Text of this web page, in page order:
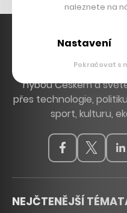
Hlavní zdroj inspirace.
hýbou Českem a
přes technologie,
sport, kulturu,
NEJČTENĚJŠÍ
naleznete na
Nastavení
Pokračovat s